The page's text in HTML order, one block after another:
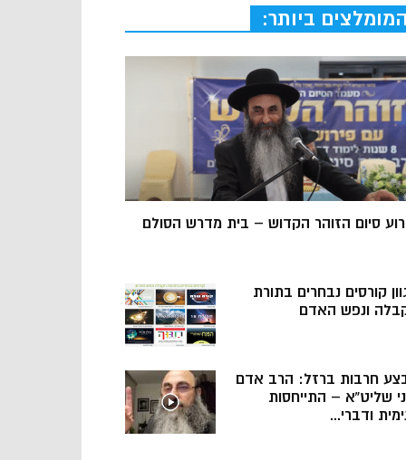
המומלצים ביותר:
סיום הזוהר הקדוש – בית מדרש הסולם
קורסים נבחרים בתורת
ונפש האדם
חרבות ברזל: הרב אדם
שליט”א – התייחסות
ודברי...